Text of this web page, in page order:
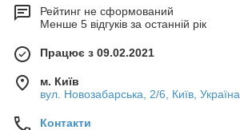
Рейтинг не сформований
Менше 5 відгуків за останній рік
Працює з 09.02.2021
м. Київ
вул. Новозабарська, 2/6, Київ, Україна
Контакти